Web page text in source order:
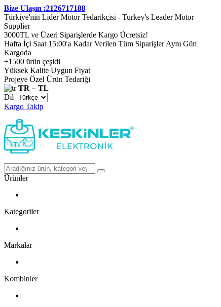
Bize Ulaşın :2126717188
Türkiye'nin Lider Motor Tedarikçisi - Turkey's Leader Motor
Supplier
3000TL ve Üzeri Siparişlerde Kargo Ücretsiz!
Hafta İçi Saat 15:00'a Kadar Verilen Tüm Siparişler Aynı Gün
Kargoda
+1500 ürün çeşidi
Yüksek Kalite Uygun Fiyat
Projeye Özel Ürün Tedariği
TR − TL
Dil
Kargo Takip
Ürünler
Kategoriler
Markalar
Kombinler